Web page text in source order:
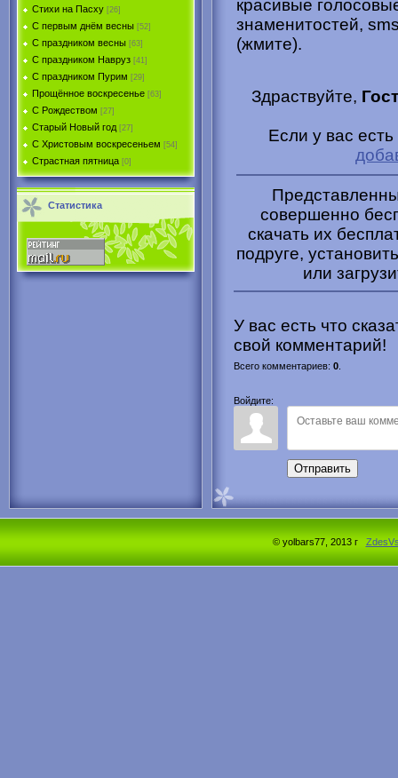
Стихи на Пасху [26]
С первым днём весны [52]
С праздником весны [63]
С праздником Навруз [41]
С праздником Пурим [29]
Прощённое воскресенье [63]
С Рождеством [27]
Старый Новый год [27]
С Христовым воскресеньем [54]
Страстная пятница [0]
Статистика
красивые
знаменитостей,
(жмите).
Здраствуйте,
Если у вас
совершенно
скачать их
подруге,
или
У вас есть что
свой комментарий!
Всего комментариев: 0
Войдите:
Отправить
© yolbars77, 2013 г